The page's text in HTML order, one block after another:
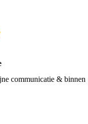
communicatie &